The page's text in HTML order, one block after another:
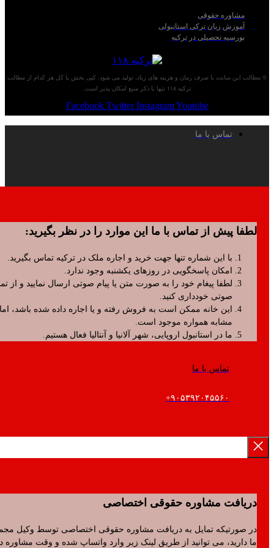
حقوقی
زبان ترکی استانبولی
تحصیلی در ترکیه
سایت با صرف زمان و هزینه های زیاد، تولید می شود. کپی بخش یا کل هر کدام از مطالب
Facebook Twitter Instagram
تماس با ما
پیش از تماس با ما این موارد را در نظر بگیرید:
با این شماره تنها جهت خرید و اجاره ملک در ترکیه تماس بگیرید.
امکان پاسخگویی در روزهای یکشنبه وجود ندارد.
لطفا پیغام خود را به صورت متن یا پیام صوتی ارسال نمایید و از تماس
صوتی خودداری کنید.
این خانه ممکن است به فروش رفته و یا اجاره داده شده باشد، اما موارد
مشابه همواره موجود است.
ما در استانبول اروپایی، شهر آلانیا و آنتالیا فعال هستیم.
تماس با ما
۹۰۵۳۹۲۰۴۵۵۶۰+
مشاوره حقوقی اختصاصی
تمایل به دریافت مشاوره حقوقی اختصاصی توسط وکیل مجموعه
می توانید از طریق لینک زیر وارد واتساپ شده و وقت مشاوره دریافت